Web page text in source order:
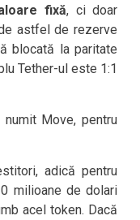
fixă, ci doar
astfel de rezerve
blocată la paritate
Tether-ul este 1:1
Move, pentru
adică pentru
milioane de dolari
acel token. Dacă